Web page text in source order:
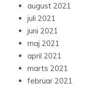
august 2021
juli 2021
juni 2021
maj 2021
april 2021
marts 2021
februar 2021